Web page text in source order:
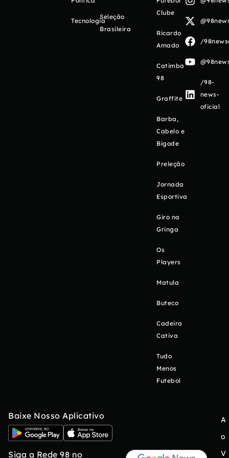
Tecnologia
Seleção
Brasileira
Clube
Ricardo
Amado
Catimba
98
Graffite
Barba,
Cabelo e
Bigode
Preleção
Jornada
Esportiva
Giro na
Gringa
Os
Players
Matula
Buteco
Cadeira
Cativa
Tudo
Menos
Futebol
/
/98-
news-
oficial
Baixe Nosso Aplicativo
Siga a Rede 98 no
A
o
V